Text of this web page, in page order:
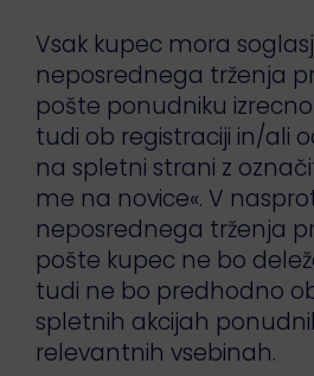
Vsak kupec mora
neposrednega trženja
pošte ponudniku
tudi ob registraciji in/ali
na spletni strani z
me na novice«. V
neposrednega trženja
pošte kupec ne bo
tudi ne bo predhodno
spletnih akcijah
relevantnih vsebinah.